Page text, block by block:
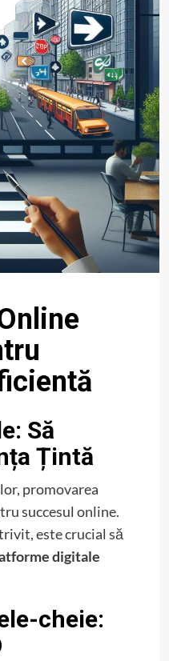
Să
Țintă
promovarea
succesul online.
este crucial să
digitale
cheie: